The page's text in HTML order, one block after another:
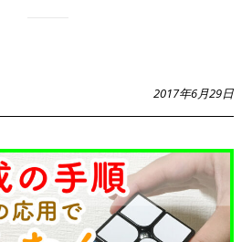
2017年6月29日